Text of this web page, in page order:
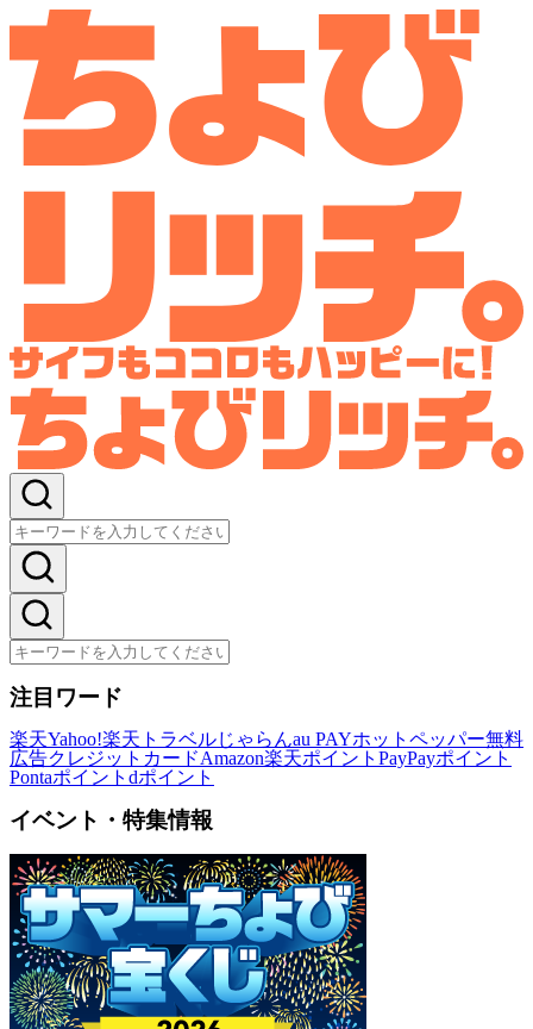
注目ワード
楽天Yahoo!楽天トラベルじゃらんau PAYホットペッパー無料
広告クレジットカードAmazon楽天ポイント PayPayポイント
Pontaポイント dポイント
イベント・特集情報